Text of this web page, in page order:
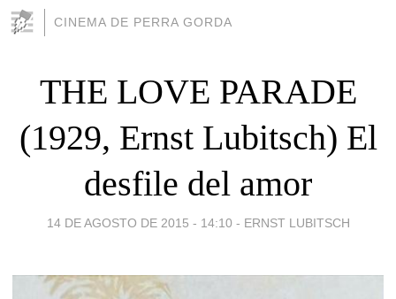
CINEMA DE PERRA GORDA
THE LOVE PARADE
(1929, Ernst Lubitsch) El
desfile del amor
14 DE AGOSTO DE 2015 - 14:10 - ERNST LUBITSCH